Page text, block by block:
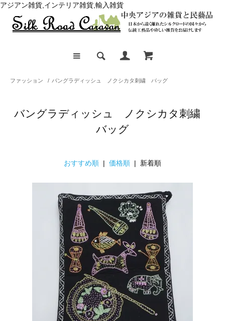
アジアン雑貨,インテリア雑貨,輸入雑貨
ファッション / バングラディッシュ ノクシカタ刺繍 バッグ
バングラディッシュ ノクシカタ刺繍
バッグ
おすすめ順 | 価格順 | 新着順